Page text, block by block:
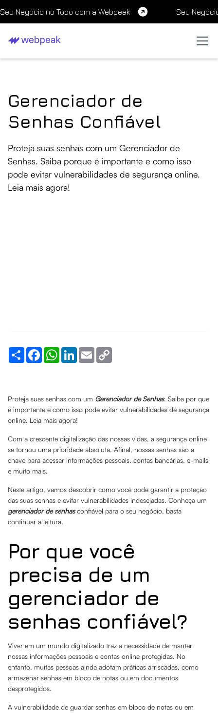
Seu Negócio no Topo com a Webpeak Seu
Gerenciador de
Senhas Confiável
Proteja suas senhas com um Gerenciador de
Senhas. Saiba porque é importante e como isso
pode evitar vulnerabilidades de segurança online.
Leia mais agora!
Share FacebookWhatsApp
LinkedInEmail
Proteja suas senhas com um Gerenciador de Senhas. Saiba por que
é importante e como isso pode evitar vulnerabilidades de segurança
online. Leia mais agora!
Com a crescente digitalização das nossas vidas, a segurança online
se tornou uma prioridade absoluta. Afinal, nossas senhas são a
chave para acessar informações pessoais, contas bancárias, e-mails
e muito mais.
Neste artigo, vamos descobrir como você pode garantir a proteção
das suas senhas e evitar vulnerabilidades indesejadas. Conheça um
gerenciador de senhasconfiável para o seu negócio, basta
continuar a leitura.
Por que você
precisa de um
gerenciador de
senhas confiável?
Viver em um mundo digitalizado traz a necessidade de manter
nossas informações pessoais e contas online protegidas. No
entanto, muitas pessoas ainda adotam práticas arriscadas, como
armazenar senhas em bloco de notas ou em documentos
desprotegidos.
A vulnerabilidade de guardar senhas em bloco de notas ou em